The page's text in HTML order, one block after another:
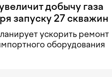
добычу газа
запуску 27 скважин
ускорить ремонт
оборудования